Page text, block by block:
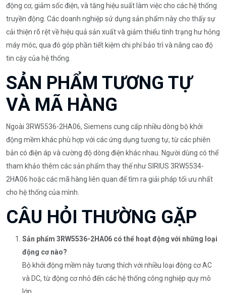
động cơ, giảm sốc điện, và tăng hiệu suất làm việc cho các hệ thống
truyền động. Các doanh nghiệp sử dụng sản phẩm này cho thấy sự
cải thiện rõ rệt về hiệu quả sản xuất và giảm thiểu tình trạng hư hỏng
máy móc, qua đó góp phần tiết kiệm chi phí bảo trì và nâng cao độ
tin cậy của hệ thống.
SẢN PHẨM TƯƠNG TỰ
VÀ MÃ HÀNG
Ngoài 3RW5536-2HA06, Siemens cung cấp nhiều dòng bộ khởi
động mềm khác phù hợp với các ứng dụng tương tự, từ các phiên
bản có điện áp và cường độ dòng điện khác nhau. Người dùng có thể
tham khảo thêm các sản phẩm thay thế như SIRIUS 3RW5534-
2HA06 hoặc các mã hàng liên quan để tìm ra giải pháp tối ưu nhất
cho hệ thống của mình.
CÂU HỎI THƯỜNG GẶP
Sản phẩm 3RW5536-2HA06 có thể hoạt động với những loại
động cơ nào?
Bộ khởi động mềm này tương thích với nhiều loại động cơ AC
và DC, từ động cơ nhỏ đến các hệ thống công nghiệp quy mô
lớn.